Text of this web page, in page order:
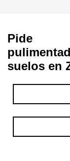
Pide
suelos en